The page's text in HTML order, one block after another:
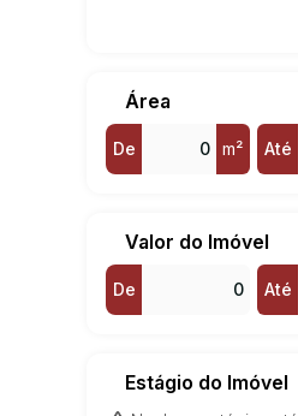
Área
De m² Até
Valor do Imóvel
De Até
Estágio do Imóvel